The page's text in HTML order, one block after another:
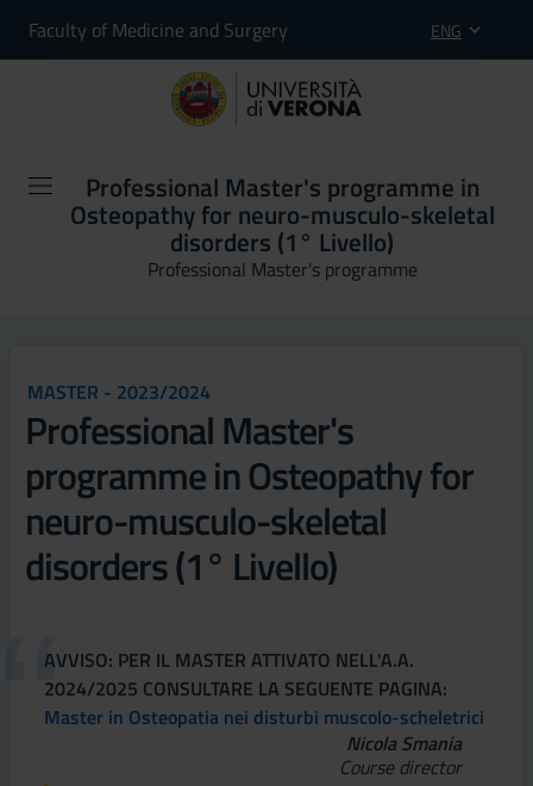
Faculty of Medicine and Surgery ENG
Professional Master's programme in
Osteopathy for neuro-musculo-skeletal
disorders (1° Livello)
Professional Master's programme
MASTER - 2023/2024
Professional Master's
programme in Osteopathy for
neuro-musculo-skeletal
disorders (1° Livello)
AVVISO: PER IL MASTER ATTIVATO NELL'A.A.
2024/2025 CONSULTARE LA SEGUENTE PAGINA:
Master in Osteopatia nei disturbi muscolo-scheletrici
Nicola Smania
Course director